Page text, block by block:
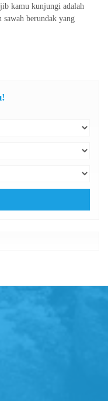
kamu kunjungi adalah
sawah berundak yang